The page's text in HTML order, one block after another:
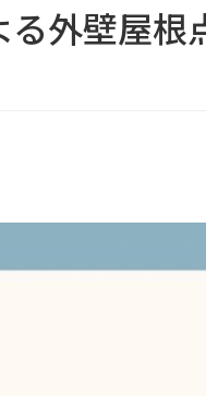
る外壁屋根